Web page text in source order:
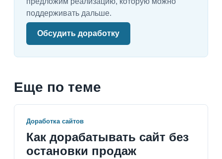
поддерживать дальше.
Обсудить доработку
Еще по теме
Доработка сайтов
Как дорабатывать сайт без
остановки продаж